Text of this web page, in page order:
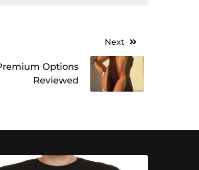
Next
Options
Reviewed